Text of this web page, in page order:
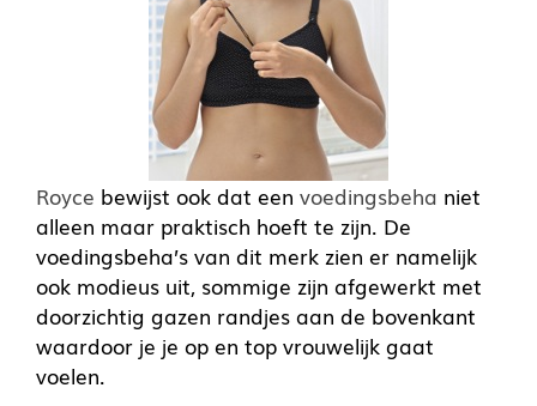
Royce bewijst ook dat een voedingsbeha niet
alleen maar praktisch hoeft te zijn. De
voedingsbeha’s van dit merk zien er namelijk
ook modieus uit, sommige zijn afgewerkt met
doorzichtig gazen randjes aan de bovenkant
waardoor je je op en top vrouwelijk gaat
voelen.